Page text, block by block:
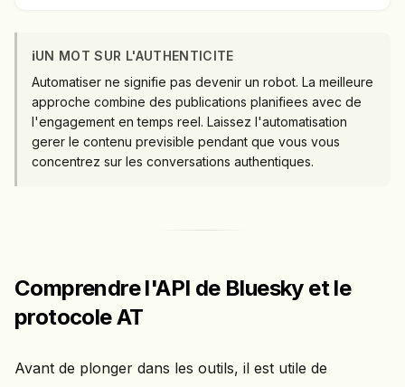
ℹ️UN MOT SUR L'AUTHENTICITE
Automatiser ne signifie pas devenir un robot. La meilleure
approche combine des publications planifiees avec de
l'engagement en temps reel. Laissez l'automatisation
gerer le contenu previsible pendant que vous vous
concentrez sur les conversations authentiques.
Comprendre l'API de Bluesky et le
protocole AT
Avant de plonger dans les outils, il est utile de